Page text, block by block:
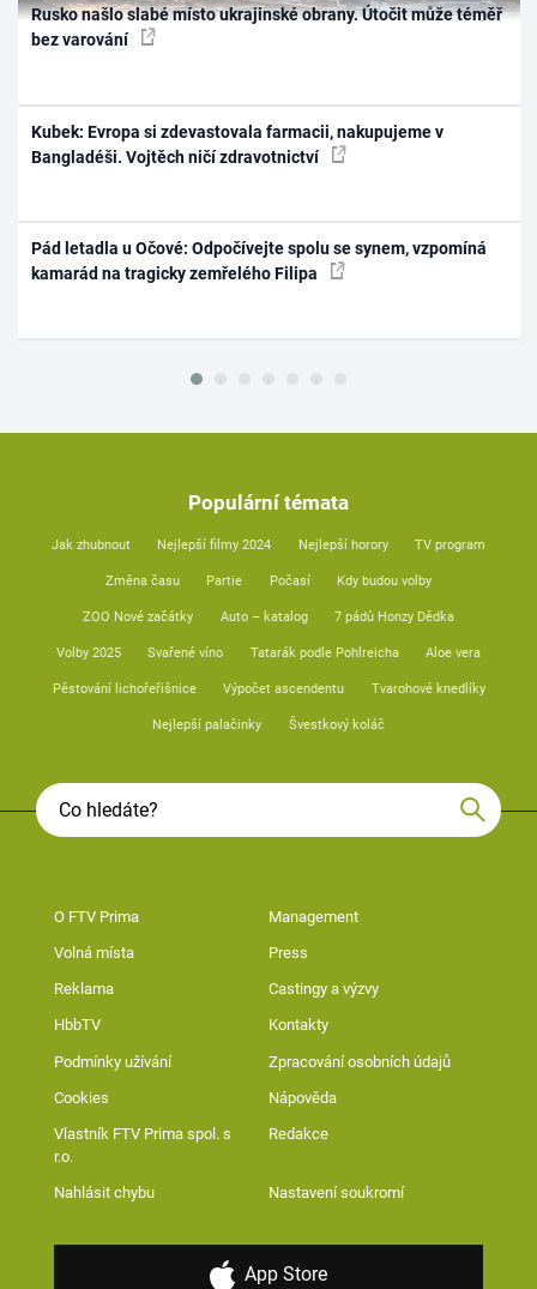
Rusko našlo slabé místo ukrajinské obrany. Útočit může téměř
bez varování
Kubek: Evropa si zdevastovala farmacii, nakupujeme v
Bangladéši. Vojtěch ničí zdravotnictví
Pád letadla u Očové: Odpočívejte spolu se synem, vzpomíná
kamarád na tragicky zemřelého Filipa
Populární témata
Jak zhubnout Nejlepší filmy 2024 Nejlepší horory TV program
Změna času Partie Počasí Kdy budou volby
ZOO Nové začátky Auto – katalog 7 pádů Honzy Dědka
Volby 2025 Svařené víno Tatarák podle Pohlreicha Aloe vera
Pěstování lichořeřišnice Výpočet ascendentu Tvarohové knedlíky
Nejlepší palačinky Švestkový koláč
O FTV Prima Management
Volná místa Press
Reklama Castingy a výzvy
HbbTV Kontakty
Podmínky užívání Zpracování osobních údajů
Cookies Nápověda
Vlastník FTV Prima spol. s
r.o.
Redakce
Nahlásit chybu Nastavení soukromí
App Store